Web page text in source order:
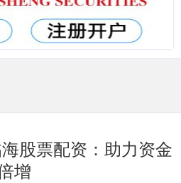
股票配资：助力资金
增